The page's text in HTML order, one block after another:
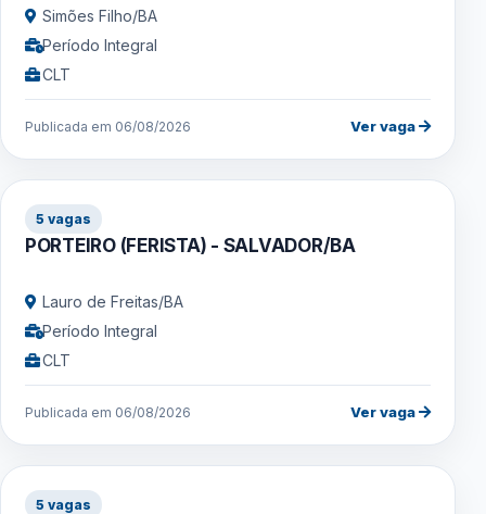
Simões Filho/BA
Período Integral
CLT
Publicada em 06/08/2026 Ver vaga
5 vagas
PORTEIRO (FERISTA) - SALVADOR/BA
Lauro de Freitas/BA
Período Integral
CLT
Publicada em 06/08/2026 Ver vaga
5 vagas